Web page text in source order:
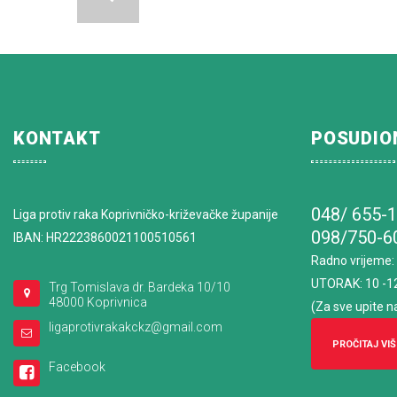
KONTAKT
Liga protiv raka Koprivničko-križevačke županije
IBAN: HR2223860021100510561
Trg Tomislava dr. Bardeka 10/10
48000 Koprivnica
ligaprotivrakakckz@gmail.com
Facebook
048/ 655-
098/750-
Radno vrijeme:
UTORAK: 10 -
(Za sve upite
PROČITAJ